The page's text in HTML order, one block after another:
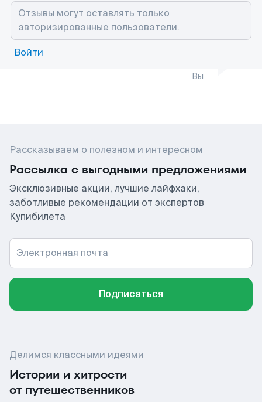
Войти
Вы
Рассказываем о полезном и интересном
Рассылка с выгодными предложениями
Эксклюзивные акции, лучшие лайфхаки,
заботливые рекомендации от экспертов
Купибилета
Электронная почта
Подписаться
Делимся классными идеями
Истории и хитрости
от путешественников